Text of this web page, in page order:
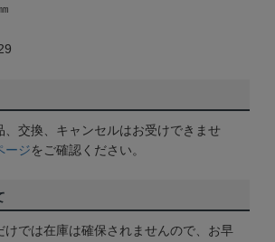
交換、キャンセルはお受けできませ
ージをご確認ください。
けでは在庫は確保されませんので、お早